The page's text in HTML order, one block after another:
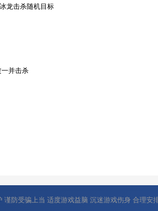
龙击杀随机目标
一并击杀
谨防受骗上当 适度游戏益脑 沉迷游戏伤身 合理安